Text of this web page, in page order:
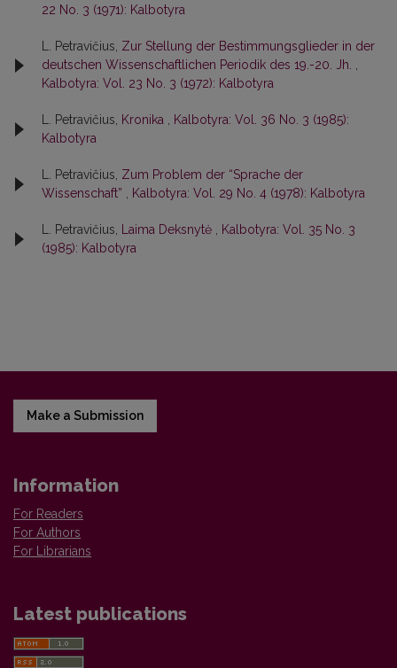
22 No. 3 (1971): Kalbotyra
L. Petravičius, Zur Stellung der Bestimmungsglieder in der
deutschen Wissenschaftlichen Periodik des 19.-20. Jh.
Kalbotyra: Vol. 23 No. 3 (1972): Kalbotyra
L. Petravičius, Kronika
Kalbotyra: Vol. 36 No. 3 (1985):
Kalbotyra
L. Petravičius, Zum Problem der “Sprache der
Wissenschaft”
Kalbotyra: Vol. 29 No. 4 (1978): Kalbotyra
L. Petravičius, Laima Deksnytė
Kalbotyra: Vol. 35 No. 3
(1985): Kalbotyra
Make a Submission
Information
For Readers
For Authors
For Librarians
Latest publications